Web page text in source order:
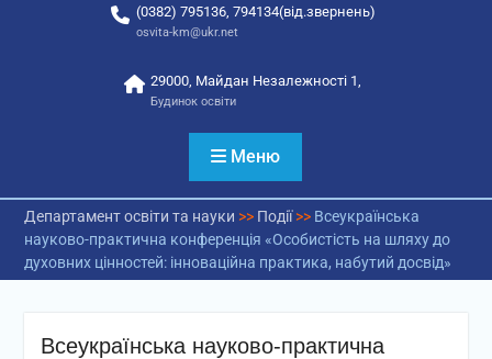
(0382) 795136, 794134(від.звернень)
osvita-km@ukr.net
29000, Майдан Незалежності 1,
Будинок освіти
Меню
Департамент освіти та науки >> Події>> Всеукраїнська
науково-практична конференція «Особистість на шляху до
духовних цінностей: інноваційна практика, набутий досвід»
Всеукраїнська науково-практична